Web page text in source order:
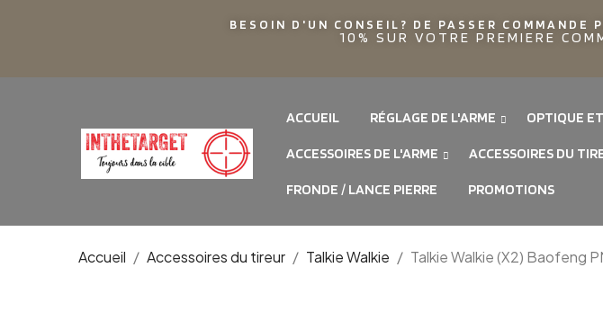
BESOIN D'UN CONSEIL? DE PASSER
10% SUR VOTRE PREMIERE
ACCUEIL RÉGLAGE DE L'ARME OPTIQUE
ACCESSOIRES DE L'ARME ACCESSOIRES DU
FRONDE / LANCE PIERRE PROMOTIONS
Accueil Accessoires du tireur Talkie Walkie Talkie Walkie (X2) Baofeng